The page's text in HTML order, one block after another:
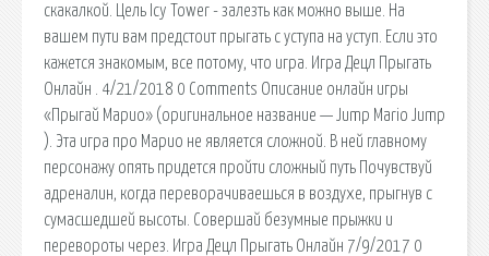
скакалкой. Цель Icy Tower - залезть как можно выше. На
вашем пути вам предстоит прыгать с уступа на уступ. Если это
кажется знакомым, все потому, что игра. Игра Децл Прыгать
Онлайн . 4/21/2018 0 Comments Описание онлайн игры
«Прыгай Марио» (оригинальное название — Jump Mario Jump
). Эта игра про Марио не является сложной. В ней главному
персонажу опять придется пройти сложный путь Почувствуй
адреналин, когда переворачиваешься в воздухе, прыгнув с
сумасшедшей высоты. Совершай безумные прыжки и
перевороты через. Игра Децл Прыгать Онлайн 7/9/2017 0